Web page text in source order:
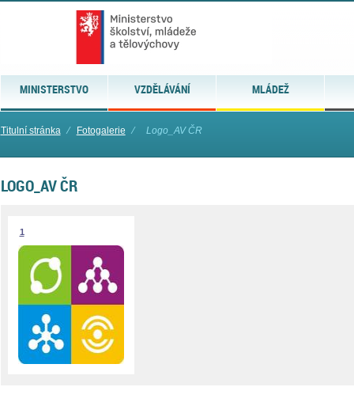
MINISTERSTVO VZDĚLÁVÁNÍ MLÁDEŽ
Titulní stránka ⁄ Fotogalerie ⁄ Logo_AV ČR
LOGO_AV ČR
1